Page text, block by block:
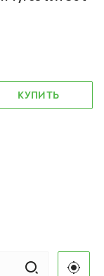
КУПИТЬ